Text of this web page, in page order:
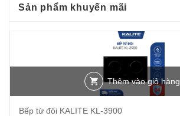
Sản phẩm khuyến mãi
Thêm vào giỏ hàng
Bếp từ đôi KALITE KL-3900